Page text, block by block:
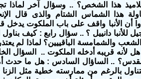
هذا الشخص؟ .. وسؤال آخر لماذا
هذا الشماس الشتام والذى قال
6: 10)؟ وفيما يبدوا أن الأنبا واقف على باب
للأنبا دانييل ؟ .. سؤال رابع : كيف
والشمامسة الباقييين؟ لماذا لم
لأنه قريبه أدخله الملكوت .. السؤال
.. الساؤال السادس : هل ما حدث
بالرغم من ممارسته خطية مثل الزنا